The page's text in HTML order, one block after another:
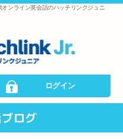
ンライン英会話のハッチリンクジュニ
ログイン
ログ